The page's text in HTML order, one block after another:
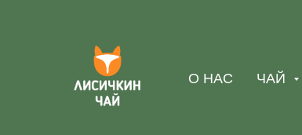
О НАС ЧАЙ